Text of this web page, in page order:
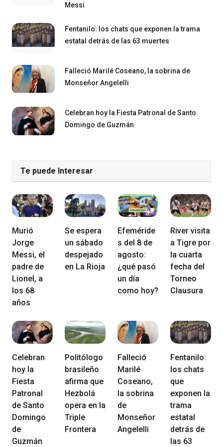
Messi
Fentanilo: los chats que exponen la trama
estatal detrás de las 63 muertes
Falleció Marilé Coseano, la sobrina de
Monseñor Angelelli
Celebran hoy la Fiesta Patronal de Santo
Domingo de Guzmán
Te puede Interesar
Murió
Jorge
Messi, el
padre de
Lionel, a
los 68
años
Se espera
un sábado
despejado
en La Rioja
Efeméride
s del 8 de
agosto:
¿qué pasó
un día
como hoy?
River visita
a Tigre por
la cuarta
fecha del
Torneo
Clausura
Celebran
hoy la
Fiesta
Patronal
de Santo
Domingo
de
Guzmán
Politólogo
brasileño
afirma que
Hezbolá
opera en la
Triple
Frontera
Falleció
Marilé
Coseano,
la sobrina
de
Monseñor
Angelelli
Fentanilo:
los chats
que
exponen la
trama
estatal
detrás de
las 63